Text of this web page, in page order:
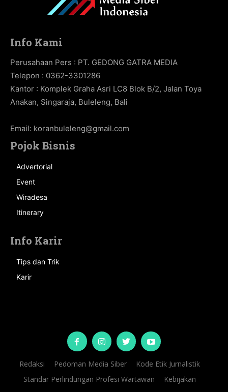
Info Kami
Perusahaan Pers : PT. GEDONG GATRA MEDIA
Telepon : 0362-3301286
Kantor : Komplek Graha Asri LC8 Blok B/2, Jalan Toya
Anakan, Singaraja, Buleleng, Bali
Email: koranbuleleng@gmail.com
Pojok Bisnis
Advertorial
Event
Wiradesa
Itinerary
Info Karir
Tips dan Trik
Karir
Redaksi Pedoman Media Siber
Kode Etik Jurnalistik
Standar Perlindungan Profesi Wartawan
Kebijakan